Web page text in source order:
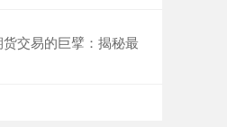
交易的巨擘：揭秘最